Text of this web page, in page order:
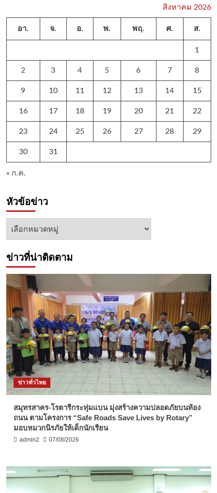
สิงหาคม 2026
อา. จ. อ. พ. พฤ. ศ. ส.
1
2 3 4 5 6 7 8
9 10 11 12 13 14 15
16 17 18 19 20 21 22
23 24 25 26 27 28 29
30 31
« ก.ค.
หัวข้อข่าว
หัวข้อ
ข่าวที่น่าติดตาม
ข่าวทั่วไทย
สมุทรสาคร-โรตารีกระทุ่มแบน มุ่งสร้างความปลอดภัยบนท้อง
ถนน ตามโครงการ “Safe Roads Save Lives by Rotary”
มอบหมวกนิรภัยให้เด็กนักเรียน
admin2 07/08/2026